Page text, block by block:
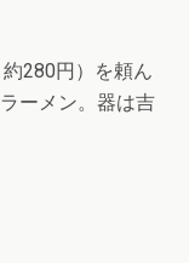
280円）を頼ん
ーメン。器は吉